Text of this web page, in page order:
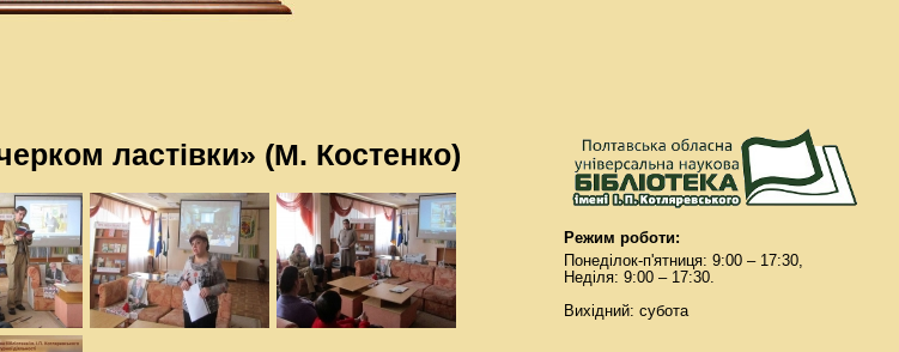
ластівки» (М. Костенко)
Режим роботи:
Понеділок-п'ятниця: 9:00 – 17:30,
Неділя: 9:00 – 17:30.
Вихідний: субота